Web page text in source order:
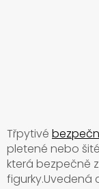
Třpytivé
pletené nebo
která bezpečně
figurky.Uvedená